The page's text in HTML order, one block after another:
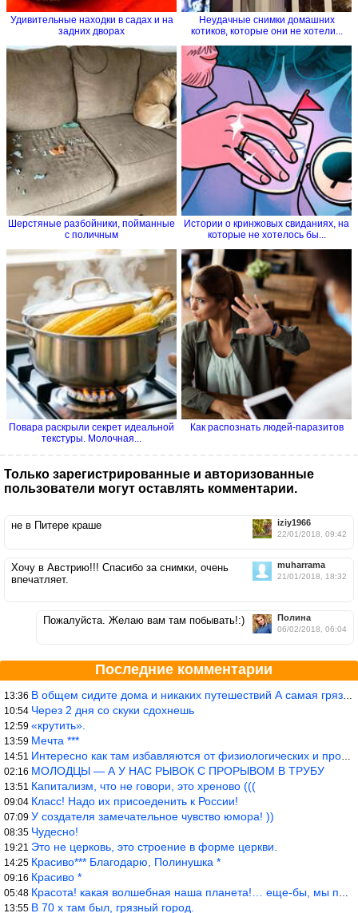
Удивительные находки в садах и на
задних дворах
Неудачные снимки домашних
котиков, которые они не хотели...
Шерстяные разбойники, пойманные
с поличным
Истории о кринжовых свиданиях, на
которые не хотелось бы...
Повара раскрыли секрет идеальной
текстуры. Молочная...
Как распознать людей-паразитов
Только зарегистрированные и авторизованные
пользователи могут оставлять комментарии.
iziy1966
22/01/2018, 09:42
не в Питере краше
muharrama
21/01/2018, 18:32
Хочу в Австрию!!! Спасибо за снимки, очень
впечатляет.
Полина
06/02/2018, 06:04
Пожалуйста. Желаю вам там побывать!:)
Последние комментарии
13:36 В общем сидите дома и никаких путешествий А самая грязная в от
10:54 Через 2 дня со скуки сдохнешь
12:59 «крутить».
13:59 Мечта ***
14:51 Интересно как там избавляются от физиологических и прочих отходо
02:16 МОЛОДЦЫ — А У НАС РЫВОК С ПРОРЫВОМ В ТРУБУ
13:51 Капитализм, что не говори, это хреново (((
09:04 Класс! Надо их присоеденить к России!
07:09 У создателя замечательное чувство юмора! ))
08:35 Чудесно!
19:21 Это не церковь, это строение в форме церкви.
14:25 Красиво*** Благодарю, Полинушка *
09:16 Красиво *
05:48 Красота! какая волшебная наша планета!… еще-бы, мы понимали это…
13:55 В 70 х там был, грязный город.